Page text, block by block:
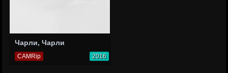
Чарли, Чарли
CAMRip 2016